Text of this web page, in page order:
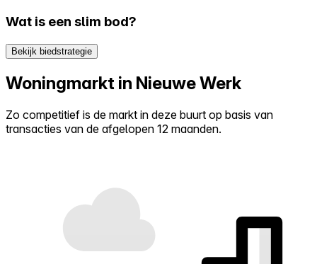
Wat is een slim bod?
Bekijk biedstrategie
Woningmarkt in Nieuwe Werk
Zo competitief is de markt in deze buurt op basis van
transacties van de afgelopen 12 maanden.